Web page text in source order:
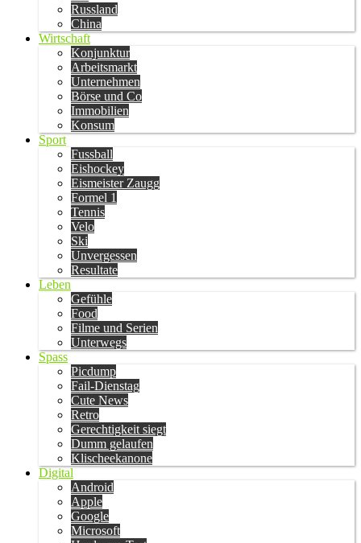
Russland
China
Wirtschaft
Konjunktur
Arbeitsmarkt
Unternehmen
Börse und Co
Immobilien
Konsum
Sport
Fussball
Eishockey
Eismeister Zaugg
Formel 1
Tennis
Velo
Ski
Unvergessen
Resultate
Leben
Gefühle
Food
Filme und Serien
Unterwegs
Spass
Picdump
Fail-Dienstag
Cute News
Retro
Gerechtigkeit siegt
Dumm gelaufen
Klischeekanone
Digital
Android
Apple
Google
Microsoft